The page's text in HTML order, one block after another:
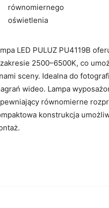
LED PULUZ PU4119B
2500–6500K, co
sceny. Idealna do
wideo. Lampa
równomierne
konstrukcja
równomiernego
oświetlenia